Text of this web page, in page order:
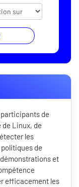
de
Linux, de
les
de
et
efficacement les